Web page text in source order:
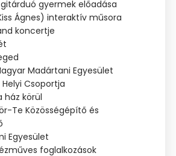
gitárduó gyermek előadása
Ágnes) interaktív műsora
koncertje
Madártani Egyesület
Csoportja
ház körül
Te Közösségépítő és
Egyesület
foglalkozások